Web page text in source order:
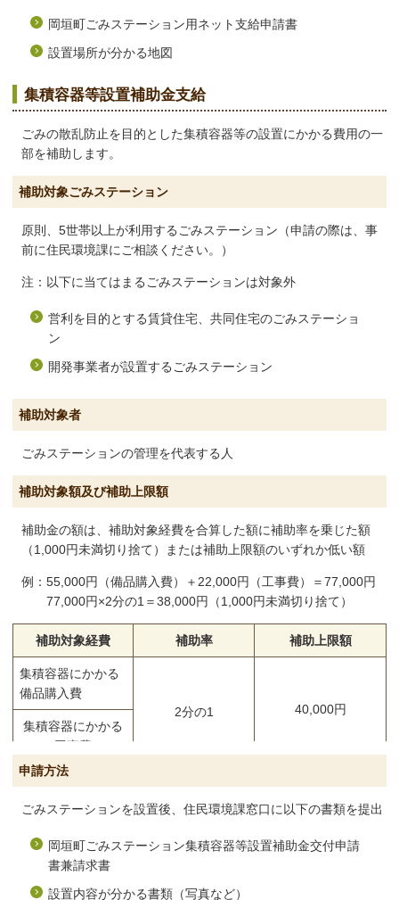
岡垣町ごみステーション用ネット支給申請書
設置場所が分かる地図
集積容器等設置補助金支給
ごみの散乱防止を目的とした集積容器等の設置にかかる費用の一
部を補助します。
補助対象ごみステーション
原則、5世帯以上が利用するごみステーション（申請の際は、事
前に住民環境課にご相談ください。）
注：以下に当てはまるごみステーションは対象外
営利を目的とする賃貸住宅、共同住宅のごみステーショ
ン
開発事業者が設置するごみステーション
補助対象者
ごみステーションの管理を代表する人
補助対象額及び補助上限額
補助金の額は、補助対象経費を合算した額に補助率を乗じた額
（1,000円未満切り捨て）または補助上限額のいずれか低い額
例：55,000円（備品購入費）＋22,000円（工事費）＝77,000円
77,000円×2分の1＝38,000円（1,000円未満切り捨て）
補助対象経費 補助率 補助上限額
集積容器にかかる
備品購入費
2分の1
40,000円
集積容器にかかる
工事費
申請方法
ごみステーションを設置後、住民環境課窓口に以下の書類を提出
岡垣町ごみステーション集積容器等設置補助金交付申請
書兼請求書
設置内容が分かる書類（写真など）